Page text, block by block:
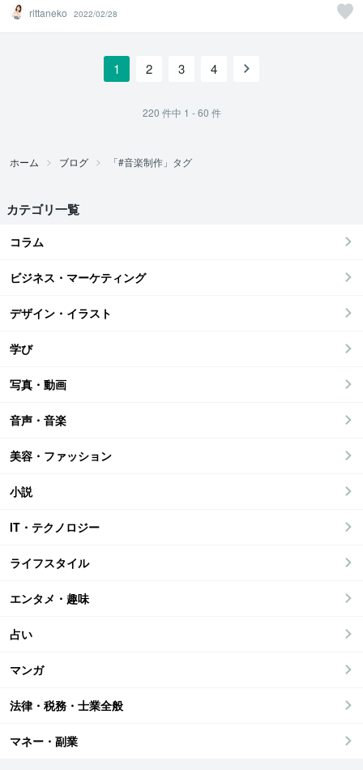
rittaneko
2022/02/28
1 2 3 4
220 件中 1 - 60 件
ホーム ブログ 「#音楽制作」タグ
カテゴリ一覧
コラム
ビジネス・マーケティング
デザイン・イラスト
学び
写真・動画
音声・音楽
美容・ファッション
小説
IT・テクノロジー
ライフスタイル
エンタメ・趣味
占い
マンガ
法律・税務・士業全般
マネー・副業